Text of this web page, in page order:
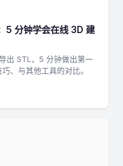
分钟学会在线 3D 建
出 STL，5 分钟做出第一
、与其他工具的对比。